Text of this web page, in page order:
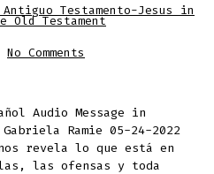
Testamento-Jesus in
Old Testament
No Comments
“Jesús
Anunciada”
“Jesus
Ridiculed,
The
Humiliation
Foretold”
Audio Message in
Gabriela Ramie 05-24-2022
revela lo que está en
las ofensas y toda